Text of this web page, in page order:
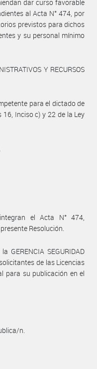
dar curso favorable
al Acta N° 474, por
previstos para dichos
y su personal mínimo
Y RECURSOS
para el dictado de
Inciso c) y 22 de la Ley
el Acta N° 474,
Resolución.
GERENCIA SEGURIDAD
de las Licencias
para su publicación en el
n.